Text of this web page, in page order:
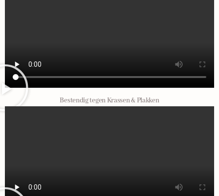
Bestendig tegen Krassen & Plakken